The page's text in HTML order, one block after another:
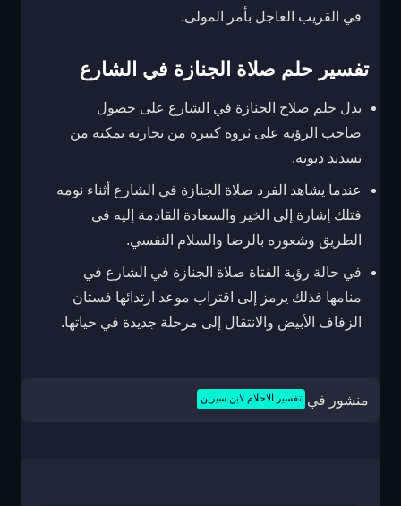
في القريب العاجل بأمر المولى.
تفسير حلم صلاة الجنازة في الشارع
يدل حلم صلاح الجنازة في الشارع على حصول
صاحب الرؤية على ثروة كبيرة من تجارته تمكنه من
تسديد ديونه.
عندما يشاهد الفرد صلاة الجنازة في الشارع أثناء نومه
فتلك إشارة إلى الخير والسعادة القادمة إليه في
الطريق وشعوره بالرضا والسلام النفسي.
في حالة رؤية الفتاة صلاة الجنازة في الشارع في
منامها فذلك يرمز إلى اقتراب موعد ارتدائها فستان
الزفاف الأبيض والانتقال إلى مرحلة جديدة في حياتها.
منشور في تفسير الاحلام لابن سيرين